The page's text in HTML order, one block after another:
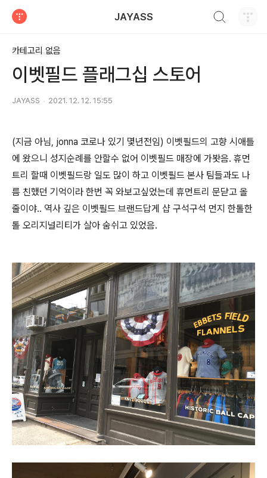
JAYASS
카테고리 없음
이벳필드 플래그십 스토어
JAYASS 2021. 12. 12. 15:55
(지금 아님, jonna 코로나 있기 몇년전임) 이벳필드의 고향 시애틀
에 왔으니 성지순례를 안할수 없어 이벳필드 매장에 가봣음. 휴먼
트리 할때 이벳필드랑 일도 많이 하고 이벳필드 본사 팀들과도 나
름 친했던 기억이라 한번 꼭 와보고싶었는데 휴먼트리 문닫고 올
줄이야.. 역사 깊은 이벳필드 브랜드답게 샵 구석구석 먼지 한톨한
톨 오리지널리티가 살아 숨쉬고 있었음.